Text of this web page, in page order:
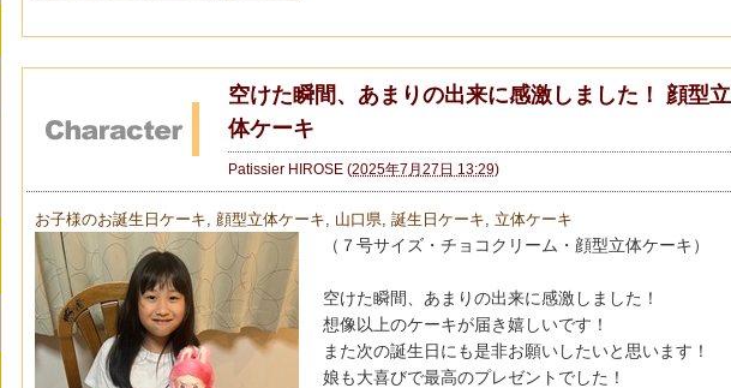
空けた瞬間、あまりの出来に感激しました！ 顔型立
体ケーキ
Patissier HIROSE(2025年7月27日 13:29)
お子様のお誕生日ケーキ 顔型立体ケーキ 山口県, 誕生日ケーキ 立体ケーキ
（７号サイズ・チョコクリーム・顔型立体ケーキ）
空けた瞬間、あまりの出来に感激しました！
想像以上のケーキが届き嬉しいです！
また次の誕生日にも是非お願いしたいと思います！
娘も大喜びで最高のプレゼントでした！